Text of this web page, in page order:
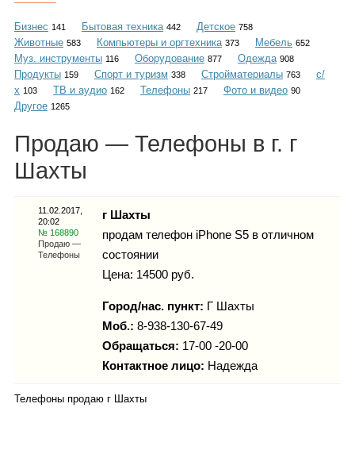
Объявления
Гороскоп
Карты
Бизнес 141 Бытовая техника 442 Детское 758
Животные 583 Компьютеры и оргтехника 373 Мебель 652
Муз. инструменты 116 Оборудование 877 Одежда 908
Продукты 159 Спорт и туризм 338 Стройматериалы 763
с/
х 103 ТВ и аудио 162 Телефоны 217 Фото и видео 90
Другое 1265
Продаю — Телефоны в г. г
Шахты
11.02.2017,
20:02
№ 168890
Продаю —
Телефоны
г Шахты
продам телефон iPhone S5 в отличном
состоянии
Цена: 14500 руб.
Город/нас. пункт: Г Шахты
Моб.: 8-938-130-67-49
Обращаться: 17-00 -20-00
Контактное лицо: Надежда
Телефоны продаю г Шахты